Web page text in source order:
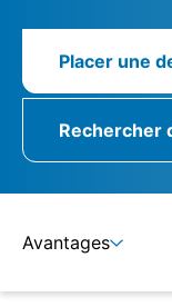
Placer une
Rechercher
Avantages